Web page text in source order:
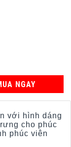
NGAY
với hình dáng
cho phúc
phúc viên